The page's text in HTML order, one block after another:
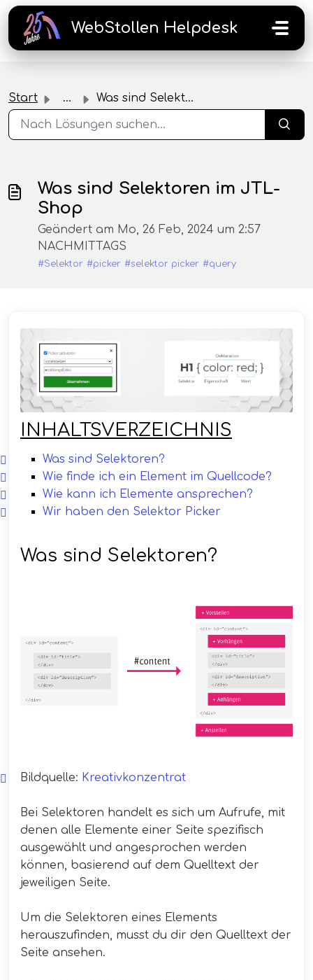
Zum hauptsächlichen Inhalt gehen
WebStollen Helpdesk
Start ... Was sind Selektoren im JTL-Shop
Was sind Selektoren im JTL-
Shop
Geändert am Mo, 26 Feb, 2024 um 2:57
NACHMITTAGS
#Selektor #picker #selektor picker #query
INHALTSVERZEICHNIS
Was sind Selektoren?
Wie finde ich ein Element im Quellcode?
Wie kann ich Elemente ansprechen?
Wir haben den Selektor Picker
Was sind Selektoren?
Bildquelle: Kreativkonzentrat
Bei Selektoren handelt es sich um Aufrufe, mit
denen alle Elemente einer Seite spezifisch
ausgewählt und angesprochen werden
können, basierend auf dem Quelltext der
jeweiligen Seite.
Um die Selektoren eines Elements
herauszufinden, musst du dir den Quelltext der
Seite ansehen.